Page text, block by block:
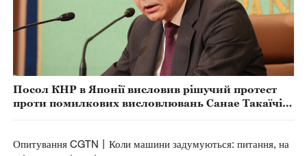
Посол КНР в Японії висловив рішучий протест
проти помилкових висловлювань Санае Такаїчі
Опитування CGTN丨Коли машини задумуються: питання, на